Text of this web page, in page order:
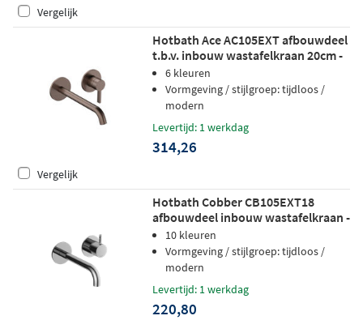
Vergelijk
Hotbath Ace AC105EXT afbouwdeel
t.b.v. inbouw wastafelkraan 20cm -
geborsteld koper pvd
6 kleuren
Vormgeving / stijlgroep: tijdloos /
modern
Levertijd: 1 werkdag
314,26
Vergelijk
Hotbath Cobber CB105EXT18
afbouwdeel inbouw wastafelkraan -
18cm uitloop - chroom
10 kleuren
Vormgeving / stijlgroep: tijdloos /
modern
Levertijd: 1 werkdag
220,80